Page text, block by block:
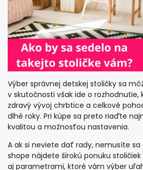
Výber správnej detskej stoličky sa
v skutočnosti však ide o
zdravý vývoj chrbtice a celkové
dlhé roky. Pri kúpe sa preto riaďte
kvalitou a možnosťou nastavenia.
A ak si neviete dať rady, nemusíte
shope nájdete širokú ponuku
aj parametrami, ktoré vám výber